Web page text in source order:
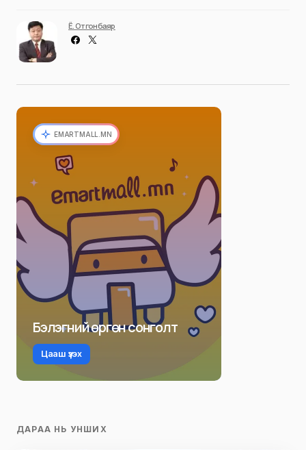
Ё. Отгонбаяр
EMARTMALL.MN
Бэлэгний өргөн сонголт
Цааш үзэх
ДАРАА НЬ УНШИХ